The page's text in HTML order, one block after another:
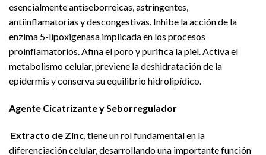
esencialmente antiseborreicas, astringentes,
antiinflamatorias y descongestivas. Inhibe la acción de la
enzima 5-lipoxigenasa implicada en los procesos
proinflamatorios. Afina el poro y purifica la piel. Activa el
metabolismo celular, previene la deshidratación de la
epidermis y conserva su equilibrio hidrolipídico.
Agente Cicatrizante y Seborregulador
Extracto de Zinc , tiene un rol fundamental en la
diferenciación celular, desarrollando una importante función